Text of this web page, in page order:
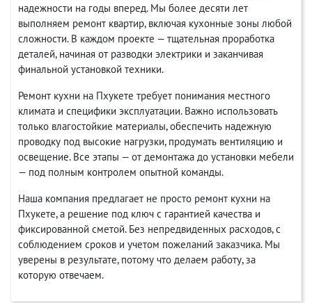
надежности на годы вперед. Мы более десяти лет
выполняем ремонт квартир, включая кухонные зоны любой
сложности. В каждом проекте — тщательная проработка
деталей, начиная от разводки электрики и заканчивая
финальной установкой техники.
Ремонт кухни на Пхукете требует понимания местного
климата и специфики эксплуатации. Важно использовать
только влагостойкие материалы, обеспечить надежную
проводку под высокие нагрузки, продумать вентиляцию и
освещение. Все этапы — от демонтажа до установки мебели
— под полным контролем опытной команды.
Наша компания предлагает не просто ремонт кухни на
Пхукете, а решение под ключ с гарантией качества и
фиксированной сметой. Без непредвиденных расходов, с
соблюдением сроков и учетом пожеланий заказчика. Мы
уверены в результате, потому что делаем работу, за
которую отвечаем.